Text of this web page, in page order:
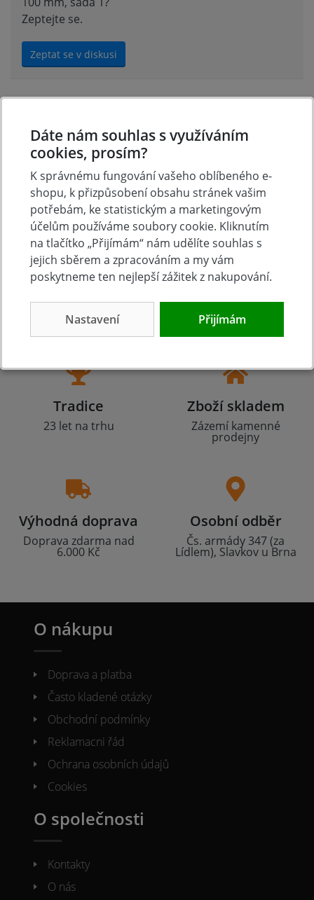
Zeptejte se.
Zeptat se v diskusi
Přidejte vlastní hodnocení produktu a pomožte tak
dalším nakupujícím.
Hodnoťte.
Přidat vlastní hodnocení
Tradice
23 let na trhu
Zboží skladem
Zázemí kamenné
prodejny
Výhodná doprava
Doprava zdarma nad
6.000 Kč
Osobní odběr
Čs. armády 347 (za
Lídlem), Slavkov u Brna
O nákupu
Doprava a platba
Často kladené otázky
Obchodní podmínky
Reklamacni řád
Ochrana osobních údajů
Cookies
O společnosti
Kontakty
O nás
Dáte nám souhlas s využíváním
cookies, prosím?
K správnému fungování vašeho oblíbeného e-
shopu, k přizpůsobení obsahu stránek vašim
potřebám, ke statistickým a marketingovým
účelům používáme soubory cookie. Kliknutím
na tlačítko „Přijímám“ nám udělíte souhlas s
jejich sběrem a zpracováním a my vám
poskytneme ten nejlepší zážitek z nakupování.
Nastavení Přijímám